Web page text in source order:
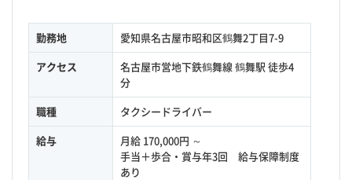
勤務地
愛知県名古屋市昭和区鶴舞2丁目7-9
アクセス
名古屋市営地下鉄鶴舞線 鶴舞駅 徒歩4
分
職種
タクシードライバー
給与
月給 170,000円 ～
手当＋歩合・賞与年3回 給与保障制度
あり